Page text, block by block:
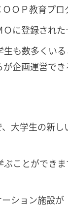
ＯＰ教育プ
に登録された
も数多くい
企画運営でき
大学生の新
ことができ
ション施設